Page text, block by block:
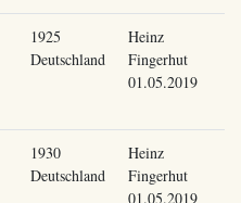
1925
Deutschland
Heinz
Fingerhut
01.05.2019
1930
Deutschland
Heinz
Fingerhut
01.05.2019